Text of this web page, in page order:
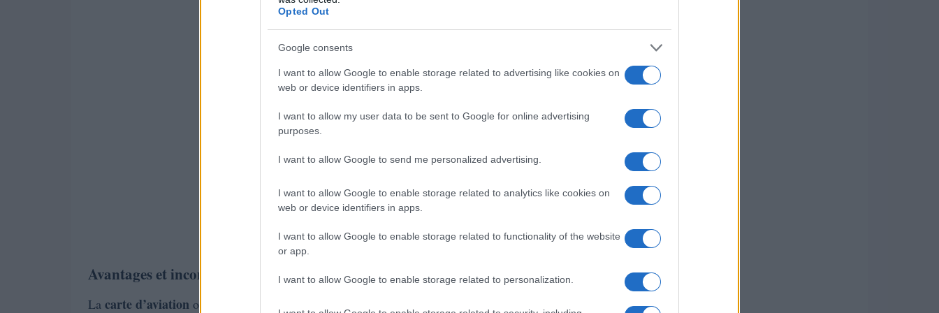
Opted Out
Google consents
I want to allow Google to enable storage related to advertising like cookies on
web or device identifiers in apps.
I want to allow my user data to be sent to Google for online advertising
purposes.
I want to allow Google to send me personalized advertising.
I want to allow Google to enable storage related to analytics like cookies on
web or device identifiers in apps.
I want to allow Google to enable storage related to functionality of the website
or app.
I want to allow Google to enable storage related to personalization.
Avantages et inconvénients comparés
La carte d’aviation ou l’abonnement simplifie la budgétisation : vous payez pour un pack d’heures